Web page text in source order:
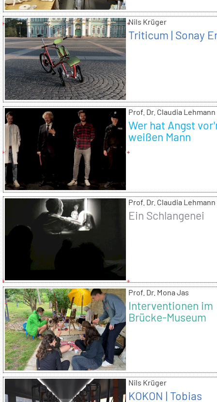
Nils Krüger
Triticum | Sonay
Prof. Dr. Claudia Lehmann
Wer hat Angst
weißen Mann
Prof. Dr. Claudia Lehmann
Ein Schlangenei
Prof. Dr. Mona Jas
Interventionen im
Brücke-Museum
Nils Krüger
KOKON | Tobias